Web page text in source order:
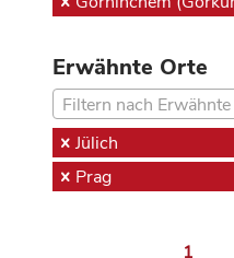
Erwähnte Orte
Filtern nach
Jülich
Prag
1